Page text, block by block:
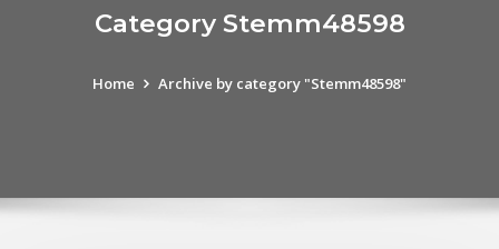
Category Stemm48598
Home Archive by category "Stemm48598"